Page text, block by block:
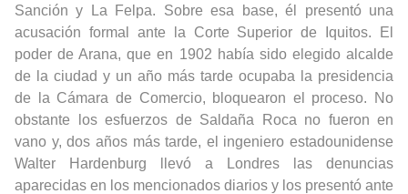
Sanción y La Felpa. Sobre esa base, él presentó una
acusación formal ante la Corte Superior de Iquitos. El
poder de Arana, que en 1902 había sido elegido alcalde
de la ciudad y un año más tarde ocupaba la presidencia
de la Cámara de Comercio, bloquearon el proceso. No
obstante los esfuerzos de Saldaña Roca no fueron en
vano y, dos años más tarde, el ingeniero estadounidense
Walter Hardenburg llevó a Londres las denuncias
aparecidas en los mencionados diarios y los presentó ante